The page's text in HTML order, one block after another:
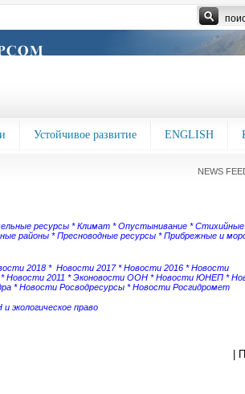
Устойчивое развитие ENGLISH
NEWS
ресурсы *Климат *Опустынивание *Стихийные
районы *Пресноводные ресурсы *Прибрежные и
2018* Новости 2017*Новости 2016*Новости
Новости 2011 *Эконовости ООН*Новости ЮНЕП*
*Новости Росводресурсы*Новости Росгидромет
экологическое право
|